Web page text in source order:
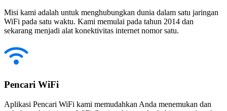
Misi kami adalah untuk menghubungkan dunia dalam satu jaringan
WiFi pada satu waktu. Kami memulai pada tahun 2014 dan
sekarang menjadi alat konektivitas internet nomor satu.
Pencari WiFi
Aplikasi Pencari WiFi kami memudahkan Anda menemukan dan